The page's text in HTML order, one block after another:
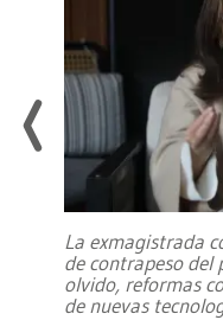
La exmagistrada
de contrapeso del
olvido, reformas
de nuevas